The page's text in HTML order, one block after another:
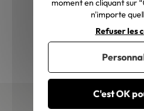
"Très
bibliothèque
plus. Il
Merci !"
moment en cliquant sur
n'importe
C'est OK
Refuser les